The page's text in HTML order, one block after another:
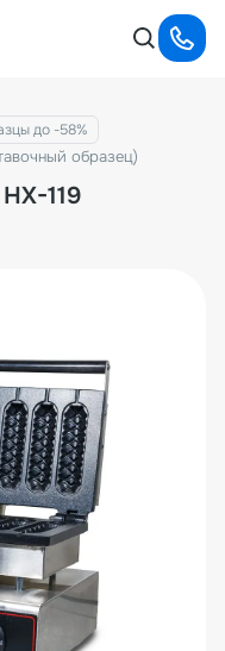
до -58%
образец)
119